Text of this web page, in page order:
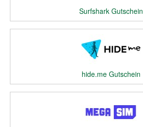
Surfshark Gutschein
hide.me Gutschein